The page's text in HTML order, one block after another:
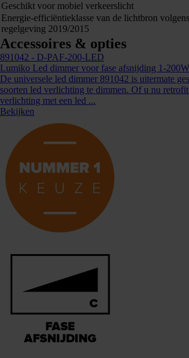
Geschikt voor mobiel verkeerslicht
Energie-efficiëntieklasse van de lichtbron
regelgeving 2019/2015
Accessoires & opties
891042 - D-PAF-200-LED
Lumiko Led dimmer voor fase afsnijding 1-
De universele led dimmer 891042 is uitermate
soorten led verlichting te dimmen. Of u nu
verlichting met een led ...
Bekijken